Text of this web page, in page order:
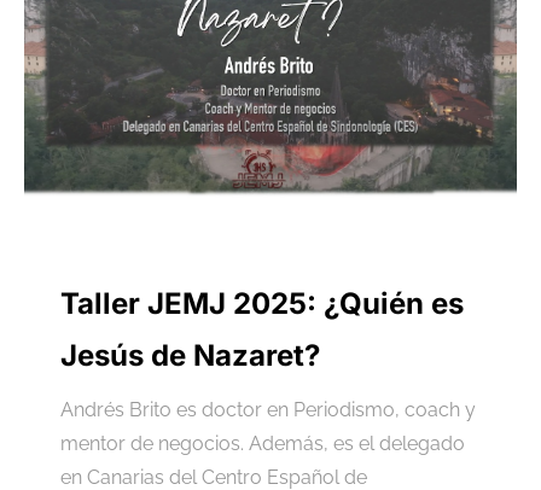
Taller JEMJ 2025: ¿Quién es
Jesús de Nazaret?
Andrés Brito es doctor en Periodismo, coach y
mentor de negocios. Además, es el delegado
en Canarias del Centro Español de